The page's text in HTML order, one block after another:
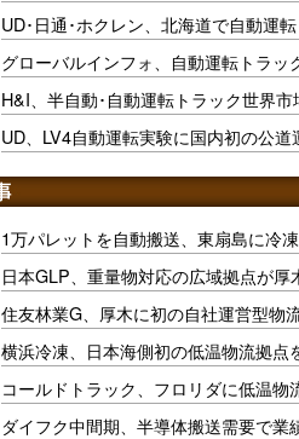
UD･日通･ホクレン、北海道で自動運
グローバルインフォ、自動運転トラッ
H&I、半自動･自動運転トラック世界
UD、LV4自動運転実験に国内初の公道
1万パレットを自動搬送、東扇島に冷
日本GLP、重量物対応の広域拠点が厚
住友林業G、厚木に初の自社運営型物
横浜冷凍、日本海側初の低温物流拠点
コールドトラック、フロリダに低温物
ダイフク中間期、半導体搬送需要で業